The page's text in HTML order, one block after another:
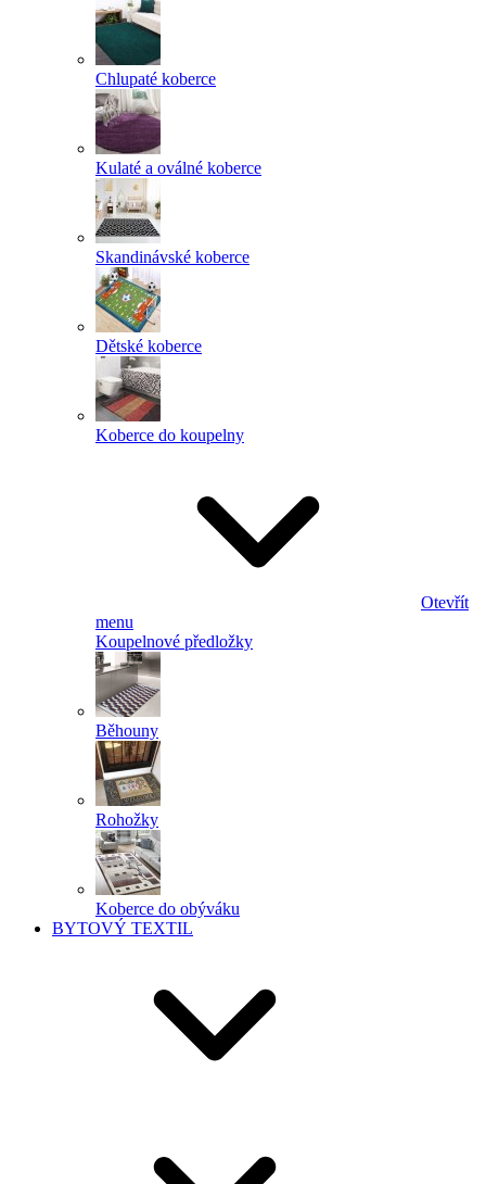
Chlupaté koberce
Kulaté a oválné koberce
Skandinávské koberce
Dětské koberce
Koberce do koupelny
Otevřít
menu
Koupelnové předložky
Běhouny
Rohožky
Koberce do obýváku
BYTOVÝ TEXTIL